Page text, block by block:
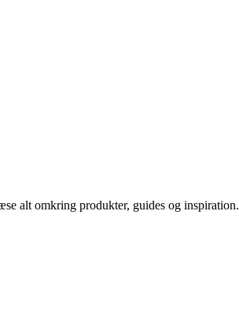
alt omkring produkter, guides og inspiration.